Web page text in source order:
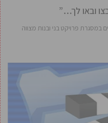
ובאו לך…”